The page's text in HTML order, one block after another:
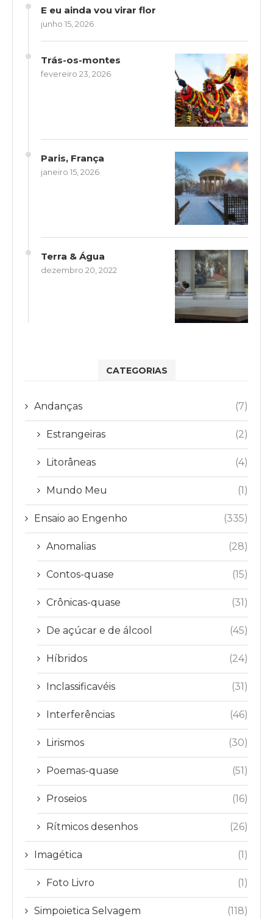
E eu ainda vou virar flor
junho 15, 2026
Trás-os-montes
fevereiro 23, 2026
Paris, França
janeiro 15, 2026
Terra & Água
dezembro 20, 2022
CATEGORIAS
Andanças (7)
Estrangeiras (2)
Litorâneas (4)
Mundo Meu (1)
Ensaio ao Engenho (335)
Anomalias (28)
Contos-quase (15)
Crônicas-quase (31)
De açúcar e de álcool (45)
Híbridos (24)
Inclassificavéis (31)
Interferências (46)
Lirismos (30)
Poemas-quase (51)
Proseios (16)
Rítmicos desenhos (26)
Imagética (1)
Foto Livro (1)
Simpoietica Selvagem (118)